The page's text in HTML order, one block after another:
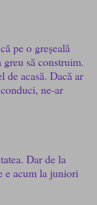
pe o greșeală
să construim.
de acasă. Dacă ar
ne-ar
Dar de la
e acum la juniori